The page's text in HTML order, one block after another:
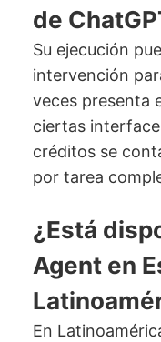
de
Su ejecución
intervención
veces presenta
ciertas
créditos se
por tarea
¿Está
Agent en
En